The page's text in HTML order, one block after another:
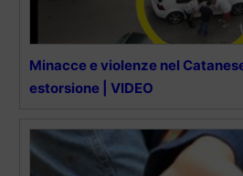
Minacce e violenze nel
estorsione | VIDEO